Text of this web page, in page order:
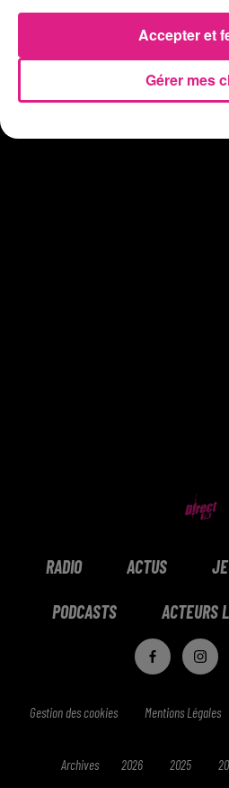
Chalets de Noël solidaires : la ville de
Vosges : les feux d’artifice de
RADIO ACTUS
PODCASTS ACTEURS
Gestion des cookies Mentions Légales
Archives 2026 2025
Gérer mes
Accepter et